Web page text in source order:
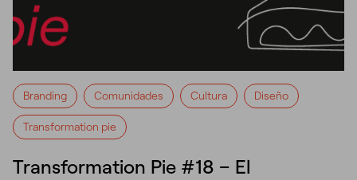
Branding Comunidades Cultura Diseño
Transformation pie
Transformation Pie #18 – El